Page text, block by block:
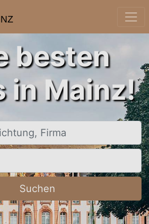
besten
in Mainz!
Firma
Suchen